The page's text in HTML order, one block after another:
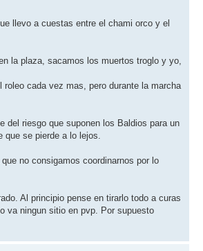
llevo a cuestas entre el chami orco y el
la plaza, sacamos los muertos troglo y yo,
cada vez mas, pero durante la marcha
del riesgo que suponen los Baldios para un
que se pierde a lo lejos.
no consigamos coordinarnos por lo
Al principio pense en tirarlo todo a curas
va ningun sitio en pvp. Por supuesto